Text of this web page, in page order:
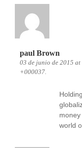
paul Brown
03 de junio de 2015
+000037.
world